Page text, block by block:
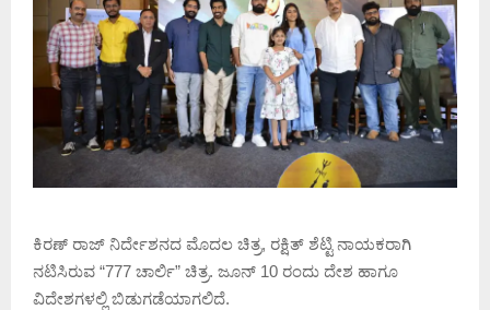
ಕಿರಣ್ ರಾಜ್ ನಿರ್ದೇಶನದ ಮೊದಲ ಚಿತ್ರ, ರಕ್ಷಿತ್ ಶೆಟ್ಟಿ ನಾಯಕರಾಗಿ
ನಟಿಸಿರುವ “777 ಚಾರ್ಲಿ” ಚಿತ್ರ. ಜೂನ್ 10 ರಂದು ದೇಶ ಹಾಗೂ
ವಿದೇಶಗಳಲ್ಲಿ ಬಿಡುಗಡೆಯಾಗಲಿದೆ.